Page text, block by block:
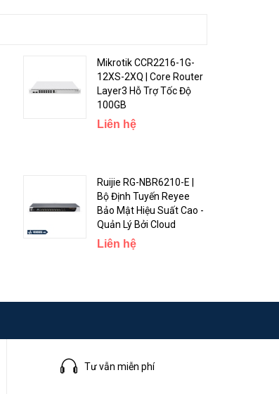
24-57 V
24-57 V
consumption
attachments
14 W
Voltage
Mikrotik CCR2216-1G-
12XS-2XQ | Core Router
Layer3 Hỗ Trợ Tốc Độ
100GB
Liên hệ
Ruijie RG-NBR6210-E |
Bộ Định Tuyến Reyee
Bảo Mật Hiệu Suất Cao -
Quản Lý Bởi Cloud
Liên hệ
Tư vẫn miễn phí